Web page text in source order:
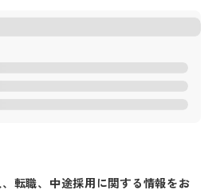
、転職、中途採用に関する情報をお